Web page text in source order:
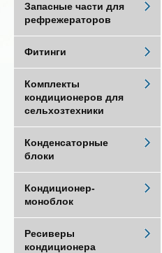
Запасные части для
рефрежераторов
Фитинги
Комплекты
кондиционеров для
сельхозтехники
Конденсаторные
блоки
Кондиционер-
моноблок
Ресиверы
кондиционера